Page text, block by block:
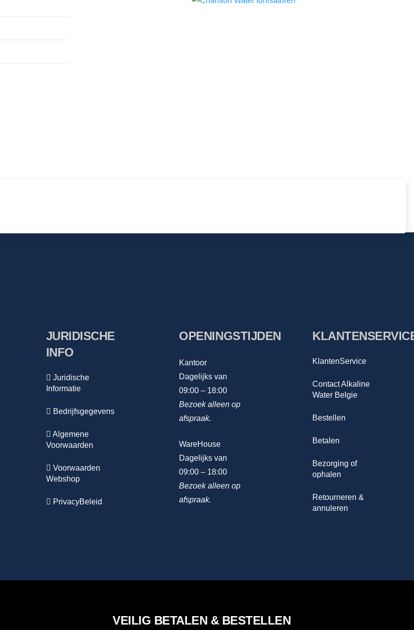
JURIDISCHE
INFO
Juridische
Informatie
Bedrijfsgegevens
Algemene
Voorwaarden
Voorwaarden
Webshop
PrivacyBeleid
OPENINGSTIJDEN
Kantoor
Dagelijks van
09:00 – 18:00
Bezoek alleen op
afspraak.
WareHouse
Dagelijks van
09:00 – 18:00
Bezoek alleen op
afspraak.
KlantenService
Contact Alkaline
Water Belgie
Bestellen
Betalen
Bezorging of
ophalen
Retourneren &
annuleren
VEILIG BETALEN & BESTELLEN